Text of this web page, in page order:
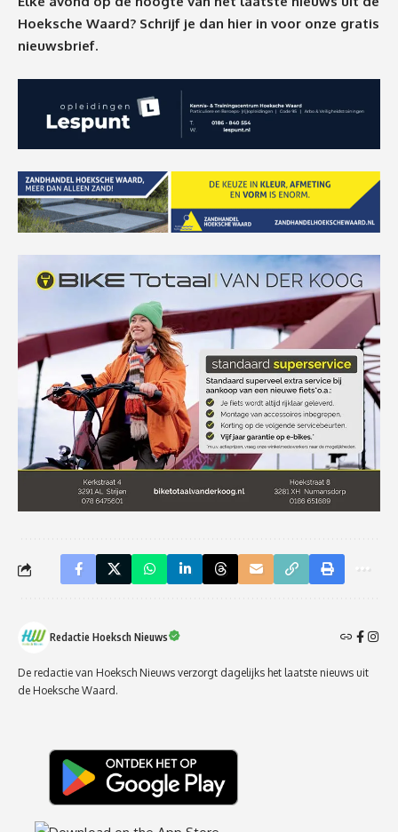
Hoeksche Waard? Schrijf je dan hier in voor onze gratis
nieuwsbrief.
Redactie Hoeksch Nieuws
De redactie van Hoeksch Nieuws verzorgt dagelijks het laatste nieuws uit
de Hoeksche Waard.